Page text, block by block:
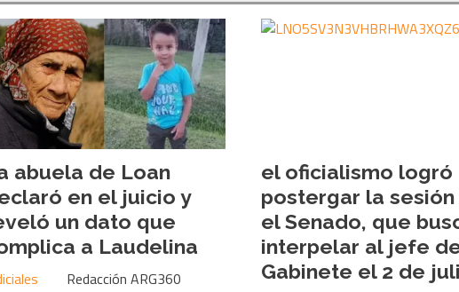
abuela de Loan
en el juicio y
un dato que
a Laudelina
Redacción ARG360
el oficialismo logró
postergar la sesión
el Senado, que
interpelar al jefe
Gabinete el 2 de